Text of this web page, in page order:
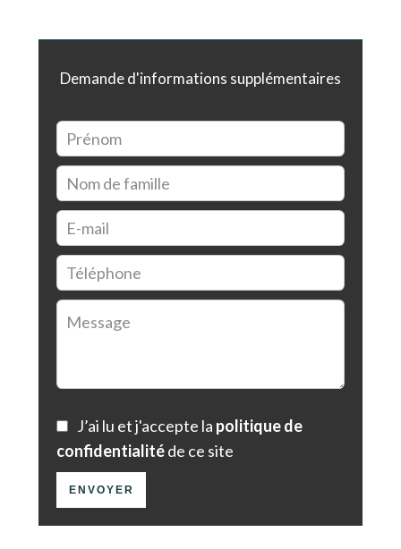
Demande d'informations supplémentaires
J’ai lu et j'accepte la politique de
confidentialitéde ce site
ENVOYER